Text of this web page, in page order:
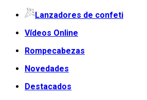
Lanzadores de confeti
Vídeos Online
Rompecabezas
Novedades
Destacados